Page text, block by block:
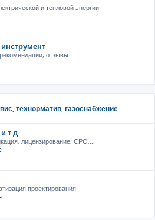
и тепловой энергии
отзывы.
тeхнорматив, газоснабжение ...
т.д.
лицензирование, СРО,...
проектирования